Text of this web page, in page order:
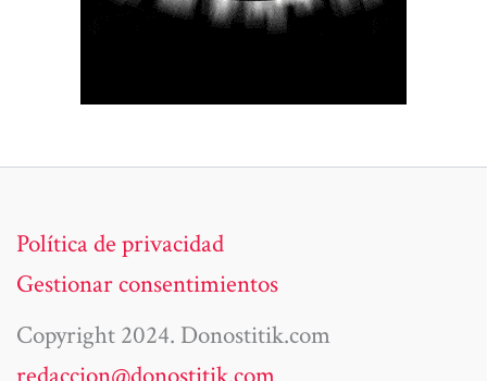
Política de privacidad
Gestionar consentimientos
Copyright 2024. Donostitik.com